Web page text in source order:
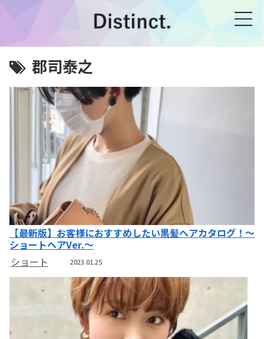
郡司泰之
【最新版】お客様におすすめしたい黒髪ヘアカタログ！～
ショートヘアVer.～
ショート
2023.01.25